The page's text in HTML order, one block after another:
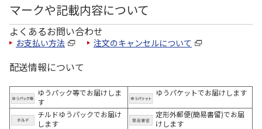
マークや記載内容について
よくあるお問い合わせ
お支払い方法 注文のキャンセルについて
配送情報について
ゆうパック等でお届けしま
す
ゆうパケットでお届けします
チルドゆうパックでお届け
します
定形外郵便(簡易書留)でお届
けします